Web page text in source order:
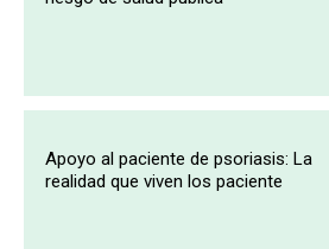
Apoyo al paciente de psoriasis: La
realidad que viven los paciente